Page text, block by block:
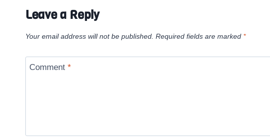
Leave a Reply
Your email address will not be published. Required fields are marked *
Comment *